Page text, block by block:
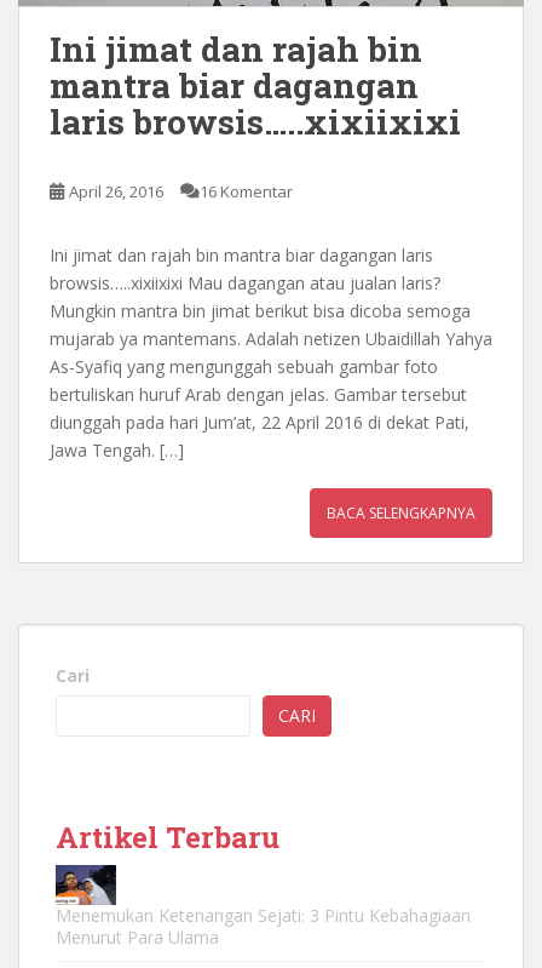
Ini jimat dan rajah bin
mantra biar dagangan
laris browsis…..xixiixixi
April 26, 2016 16 Komentar
Ini jimat dan rajah bin mantra biar dagangan laris
browsis…..xixiixixi Mau dagangan atau jualan laris?
Mungkin mantra bin jimat berikut bisa dicoba semoga
mujarab ya mantemans. Adalah netizen Ubaidillah Yahya
As-Syafiq yang mengunggah sebuah gambar foto
bertuliskan huruf Arab dengan jelas. Gambar tersebut
diunggah pada hari Jum’at, 22 April 2016 di dekat Pati,
Jawa Tengah. […]
BACA SELENGKAPNYA
Cari
CARI
Artikel Terbaru
Menemukan Ketenangan Sejati: 3 Pintu Kebahagiaan
Menurut Para Ulama